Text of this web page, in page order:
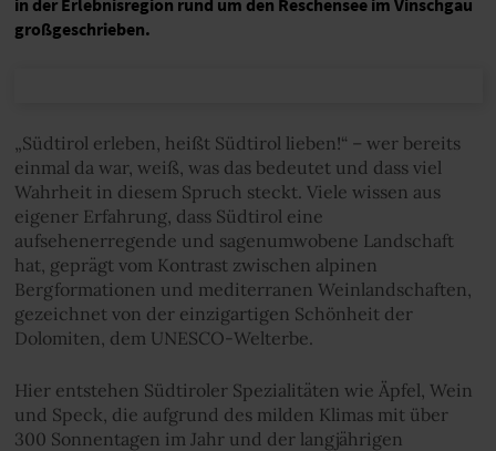
in der Erlebnisregion rund um den Reschensee im Vinschgau
großgeschrieben.
„Südtirol erleben, heißt Südtirol lieben!“ – wer bereits
einmal da war, weiß, was das bedeutet und dass viel
Wahrheit in diesem Spruch steckt. Viele wissen aus
eigener Erfahrung, dass Südtirol eine
aufsehenerregende und sagenumwobene Landschaft
hat, geprägt vom Kontrast zwischen alpinen
Bergformationen und mediterranen Weinlandschaften,
gezeichnet von der einzigartigen Schönheit der
Dolomiten, dem UNESCO-Welterbe.
Hier entstehen Südtiroler Spezialitäten wie Äpfel, Wein
und Speck, die aufgrund des milden Klimas mit über
300 Sonnentagen im Jahr und der langjährigen